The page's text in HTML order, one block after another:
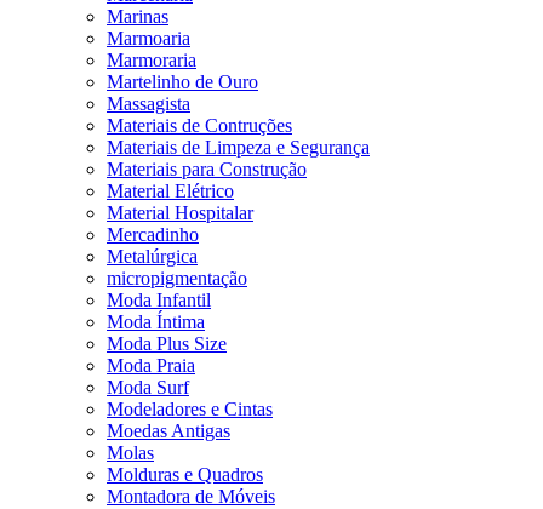
Marinas
Marmoaria
Marmoraria
Martelinho de Ouro
Massagista
Materiais de Contruções
Materiais de Limpeza e Segurança
Materiais para Construção
Material Elétrico
Material Hospitalar
Mercadinho
Metalúrgica
micropigmentação
Moda Infantil
Moda Íntima
Moda Plus Size
Moda Praia
Moda Surf
Modeladores e Cintas
Moedas Antigas
Molas
Molduras e Quadros
Montadora de Móveis